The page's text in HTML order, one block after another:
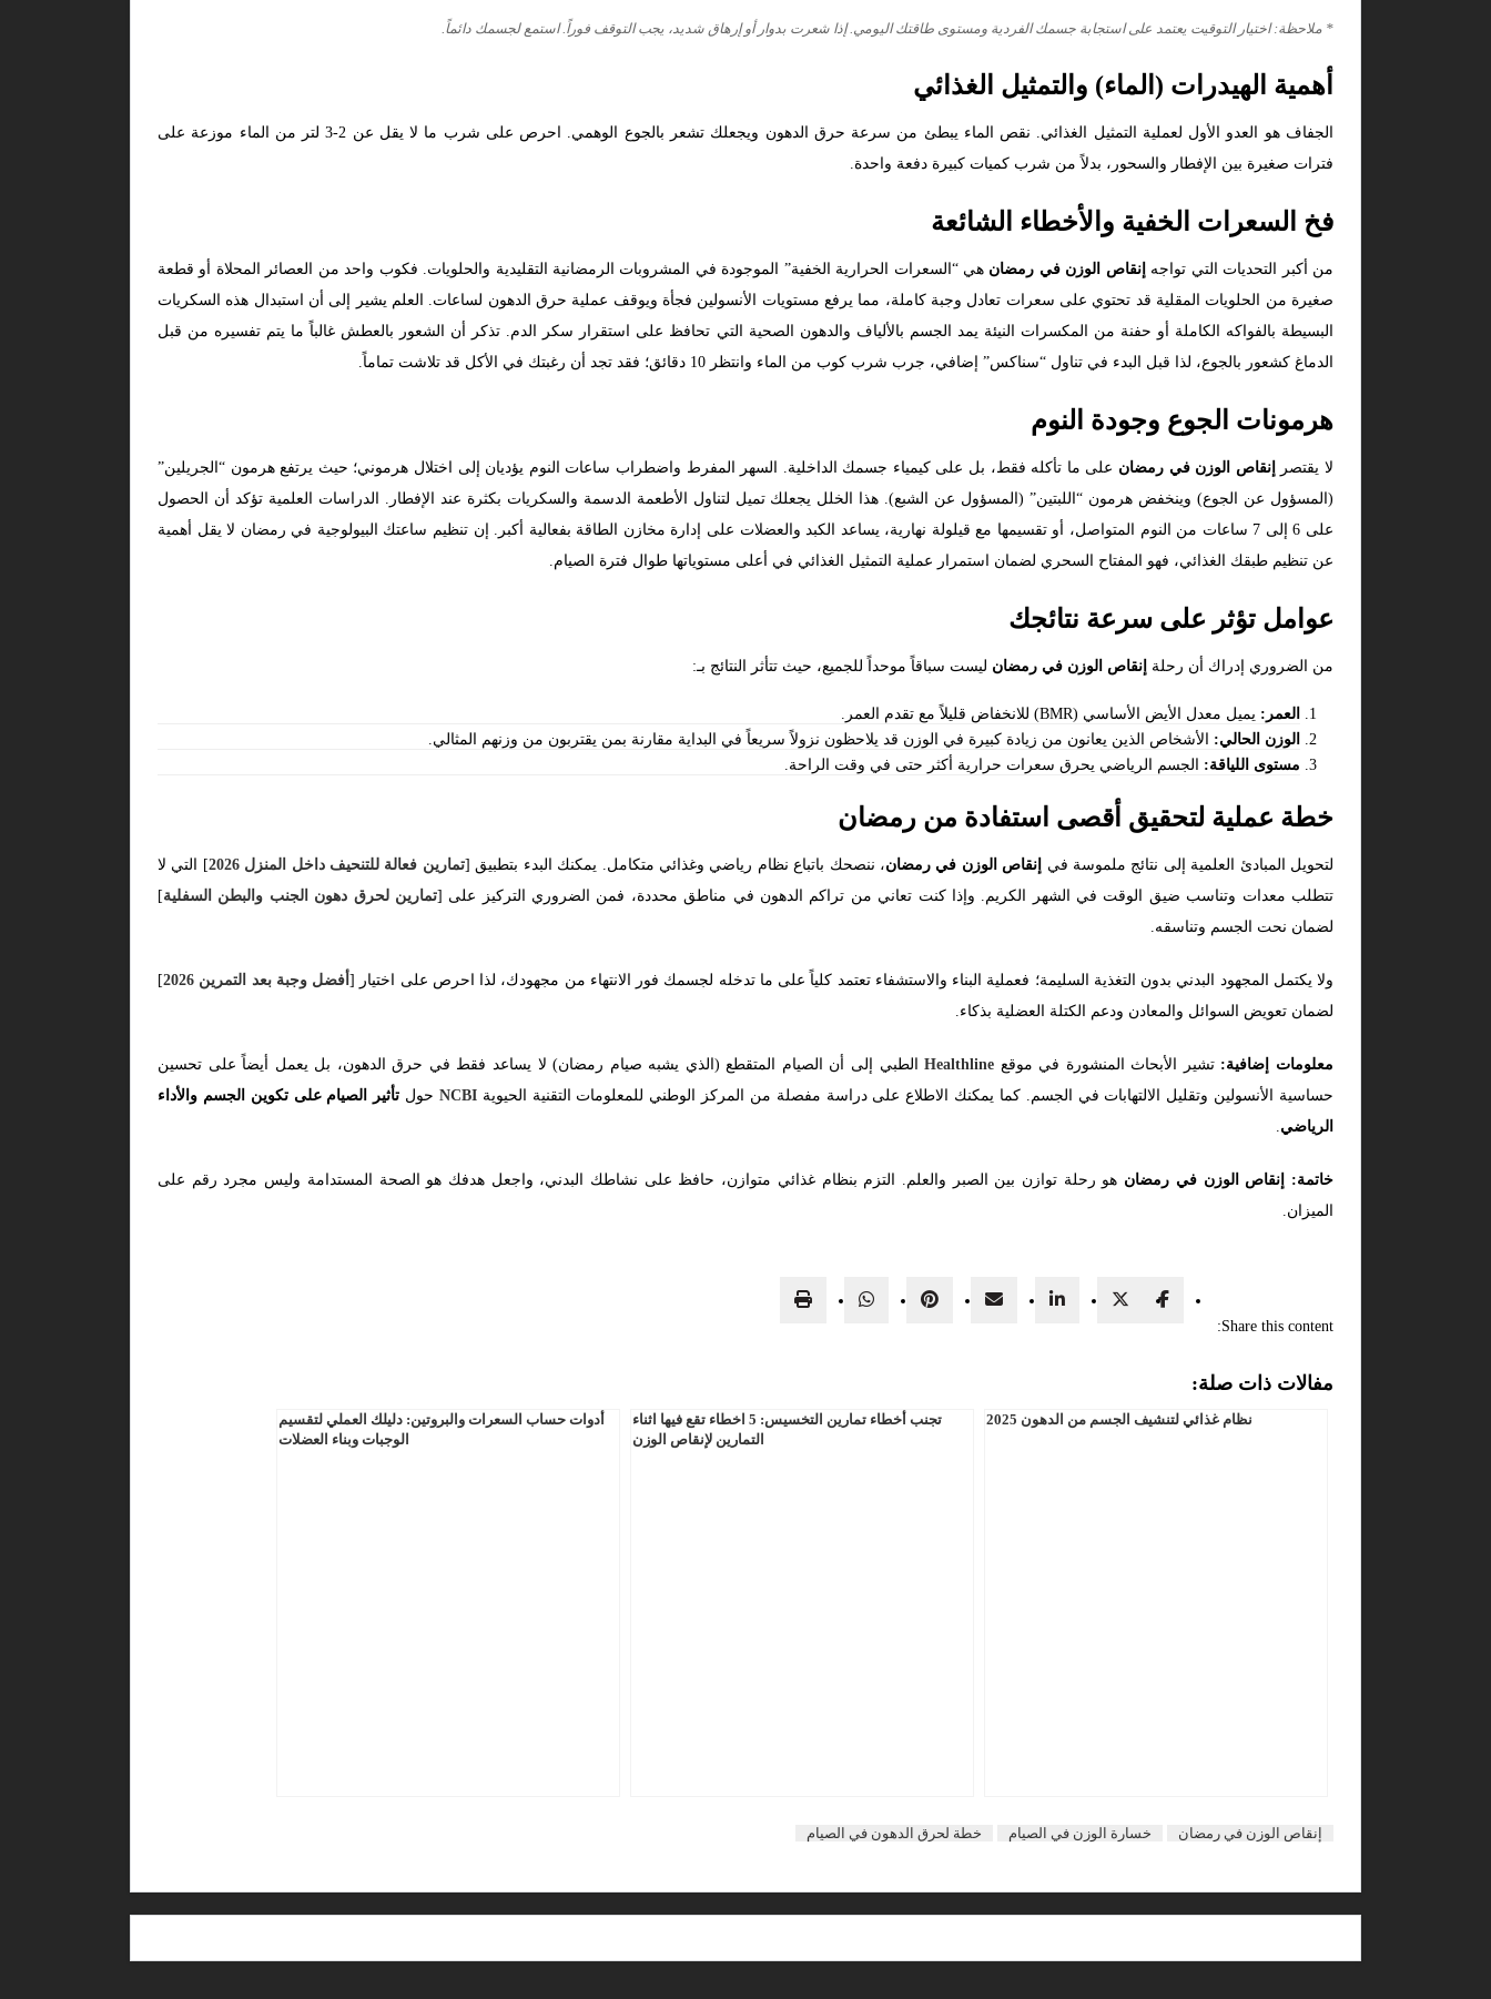
* ملاحظة: اختيار التوقيت يعتمد على استجابة جسمك الفردية ومستوى طاقتك اليومي. إذا شعرت بدوار أو إرهاق شديد، يجب التوقف فوراً. استمع لجسمك دائماً.
أهمية الهيدرات (الماء) والتمثيل الغذائي
الجفاف هو العدو الأول لعملية التمثيل الغذائي. نقص الماء يبطئ من سرعة حرق الدهون ويجعلك تشعر بالجوع الوهمي. احرص على شرب ما لا يقل عن 2-3 لتر من الماء موزعة على
فترات صغيرة بين الإفطار والسحور، بدلاً من شرب كميات كبيرة دفعة واحدة.
فخ السعرات الخفية والأخطاء الشائعة
من أكبر التحديات التي تواجه إنقاص الوزن في رمضان هي “السعرات الحرارية الخفية” الموجودة في المشروبات الرمضانية التقليدية والحلويات. فكوب واحد من العصائر المحلاة أو قطعة
صغيرة من الحلويات المقلية قد تحتوي على سعرات تعادل وجبة كاملة، مما يرفع مستويات الأنسولين فجأة ويوقف عملية حرق الدهون لساعات. العلم يشير إلى أن استبدال هذه السكريات
البسيطة بالفواكه الكاملة أو حفنة من المكسرات النيئة يمد الجسم بالألياف والدهون الصحية التي تحافظ على استقرار سكر الدم. تذكر أن الشعور بالعطش غالباً ما يتم تفسيره من قبل
الدماغ كشعور بالجوع، لذا قبل البدء في تناول “سناكس” إضافي، جرب شرب كوب من الماء وانتظر 10 دقائق؛ فقد تجد أن رغبتك في الأكل قد تلاشت تماماً.
هرمونات الجوع وجودة النوم
لا يقتصر إنقاص الوزن في رمضان على ما تأكله فقط، بل على كيمياء جسمك الداخلية. السهر المفرط واضطراب ساعات النوم يؤديان إلى اختلال هرموني؛ حيث يرتفع هرمون “الجريلين”
(المسؤول عن الجوع) وينخفض هرمون “اللبتين” (المسؤول عن الشبع). هذا الخلل يجعلك تميل لتناول الأطعمة الدسمة والسكريات بكثرة عند الإفطار. الدراسات العلمية تؤكد أن الحصول
على 6 إلى 7 ساعات من النوم المتواصل، أو تقسيمها مع قيلولة نهارية، يساعد الكبد والعضلات على إدارة مخازن الطاقة بفعالية أكبر. إن تنظيم ساعتك البيولوجية في رمضان لا يقل أهمية
عن تنظيم طبقك الغذائي، فهو المفتاح السحري لضمان استمرار عملية التمثيل الغذائي في أعلى مستوياتها طوال فترة الصيام.
عوامل تؤثر على سرعة نتائجك
من الضروري إدراك أن رحلة إنقاص الوزن في رمضان ليست سباقاً موحداً للجميع، حيث تتأثر النتائج بـ:
العمر: يميل معدل الأيض الأساسي (BMR) للانخفاض قليلاً مع تقدم العمر.
الوزن الحالي: الأشخاص الذين يعانون من زيادة كبيرة في الوزن قد يلاحظون نزولاً سريعاً في البداية مقارنة بمن يقتربون من وزنهم المثالي.
مستوى اللياقة: الجسم الرياضي يحرق سعرات حرارية أكثر حتى في وقت الراحة.
خطة عملية لتحقيق أقصى استفادة من رمضان
لتحويل المبادئ العلمية إلى نتائج ملموسة في إنقاص الوزن في رمضان، ننصحك باتباع نظام رياضي وغذائي متكامل. يمكنك البدء بتطبيق [تمارين فعالة للتنحيف داخل المنزل 2026
] التي لا
تتطلب معدات وتناسب ضيق الوقت في الشهر الكريم. وإذا كنت تعاني من تراكم الدهون في مناطق محددة، فمن الضروري التركيز على [تمارين لحرق دهون الجنب والبطن السفلية]
لضمان نحت الجسم وتناسقه.
ولا يكتمل المجهود البدني بدون التغذية السليمة؛ فعملية البناء والاستشفاء تعتمد كلياً على ما تدخله لجسمك فور الانتهاء من مجهودك، لذا احرص على اختيار [ أفضل وجبة بعد التمرين 2026
]
لضمان تعويض السوائل والمعادن ودعم الكتلة العضلية بذكاء.
معلومات إضافية: تشير الأبحاث المنشورة في موقع Healthlineالطبي إلى أن الصيام المتقطع (الذي يشبه صيام رمضان) لا يساعد فقط في حرق الدهون، بل يعمل أيضاً على تحسين
حساسية الأنسولين وتقليل الالتهابات في الجسم. كما يمكنك الاطلاع على دراسة مفصلة من المركز الوطني للمعلومات التقنية الحيويةNCBI حول تأثير الصيام على تكوين الجسم والأداء
الرياضي.
خاتمة: إنقاص الوزن في رمضان هو رحلة توازن بين الصبر والعلم. التزم بنظام غذائي متوازن، حافظ على نشاطك البدني، واجعل هدفك هو الصحة المستدامة وليس مجرد رقم على
الميزان.
Share this content:
مفالات ذات صلة:
نظام غذائي لتنشيف الجسم من الدهون 2025
تجنب أخطاء تمارين التخسيس: 5 اخطاء تقع فيها اثناء
التمارين لإنقاص الوزن
أدوات حساب السعرات والبروتين: دليلك العملي لتقسيم
الوجبات وبناء العضلات
إنقاص الوزن في رمضان خسارة الوزن في الصيام خطة لحرق الدهون في الصيام